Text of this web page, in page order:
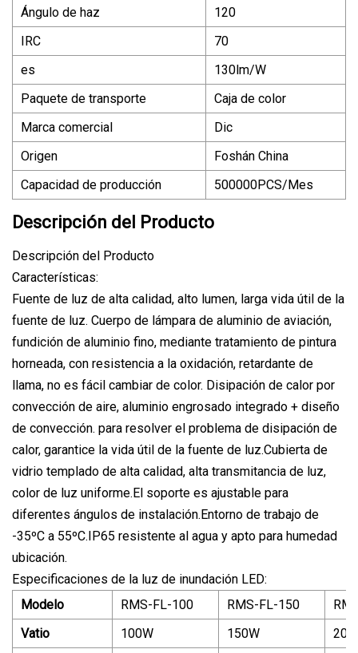
Ángulo de haz
120
IRC
70
es
130lm/W
Paquete de transporte
Caja de color
Marca comercial
Dic
Origen
Foshán China
Capacidad de producción
500000PCS/Mes
Descripción del Producto
Descripción del Producto
Características:
Fuente de luz de alta calidad, alto lumen, larga vida útil de la
fuente de luz. Cuerpo de lámpara de aluminio de aviación,
fundición de aluminio fino, mediante tratamiento de pintura
horneada, con resistencia a la oxidación, retardante de
llama, no es fácil cambiar de color. Disipación de calor por
convección de aire, aluminio engrosado integrado + diseño
de convección. para resolver el problema de disipación de
calor, garantice la vida útil de la fuente de luz.Cubierta de
vidrio templado de alta calidad, alta transmitancia de luz,
color de luz uniforme.El soporte es ajustable para
diferentes ángulos de instalación.Entorno de trabajo de
-35ºC a 55ºC.IP65 resistente al agua y apto para humedad
ubicación.
Especificaciones de la luz de inundación LED:
Modelo
RMS-FL-100 RMS-FL-150
Vatio
100W 150W